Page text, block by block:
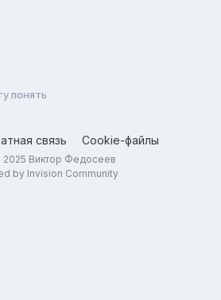
понять
связь Cookie-файлы
2025 Виктор Федосеев
by Invision Community